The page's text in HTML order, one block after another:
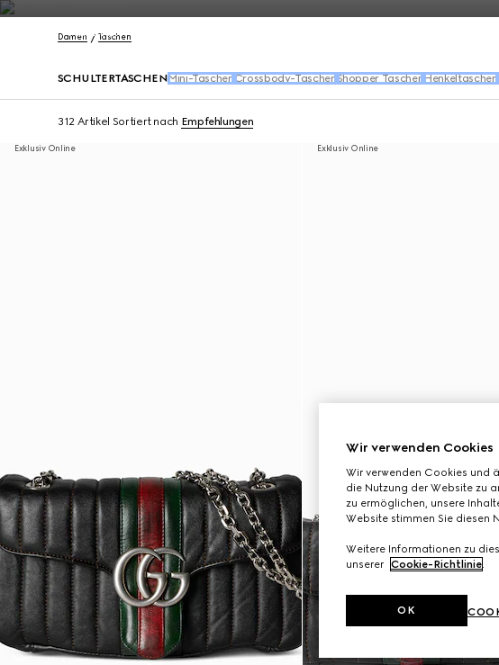
Kontakt
Damen Taschen
SCHULTERTASCHEN Mini-Taschen Crossbody-Taschen Shopper Taschen Henkeltaschen
312 Artikel Sortiert nach Empfehlungen
Exklusiv Online Exklusiv Online
Wir verwenden Cookies
Wir verwenden Cookies und
die Nutzung der Website zu
zu ermöglichen, unsere
Website stimmen Sie diesen
Weitere Informationen zu
unserer Cookie-Richtlinie.
OK